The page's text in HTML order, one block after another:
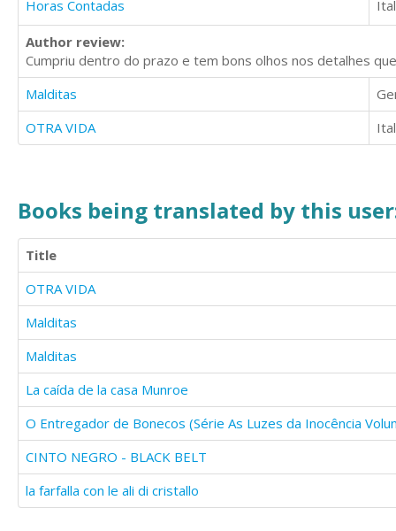
Horas Contadas
Author review:
Cumpriu dentro do prazo e tem bons olhos nos detalhes
Malditas
OTRA VIDA
Books being translated by this
Title
OTRA VIDA
Malditas
Malditas
La caída de la casa Munroe
O Entregador de Bonecos (Série As Luzes da Inocência
CINTO NEGRO - BLACK BELT
la farfalla con le ali di cristallo